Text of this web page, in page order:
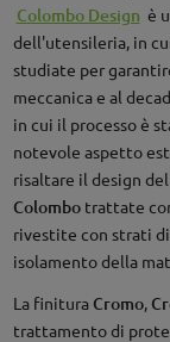
Colombo Design è
dell'utensileria, in
studiate per
meccanica e al
in cui il processo è
notevole aspetto
risaltare il design
Colombotrattate
rivestite con strati
isolamento della
La finitura Cromo,
trattamento di